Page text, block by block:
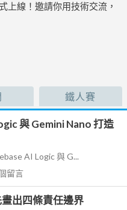
上線！邀請你用技術交流，
鐵人賽
與 Gemini Nano 打造
AI Logic 與 G...
留言
出四條責任邊界